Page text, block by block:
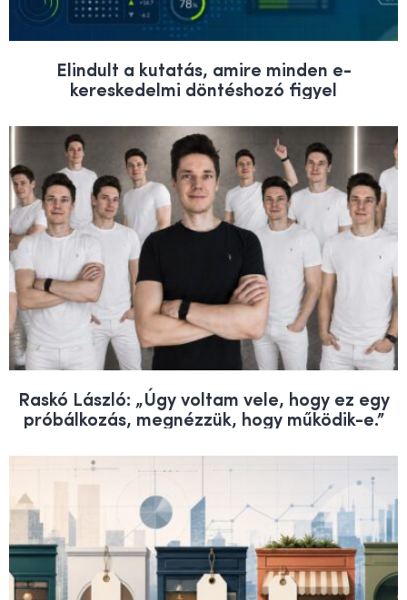
Elindult a kutatás, amire minden e-
kereskedelmi döntéshozó figyel
Raskó László: „Úgy voltam vele, hogy ez egy
próbálkozás, megnézzük, hogy működik-e.”